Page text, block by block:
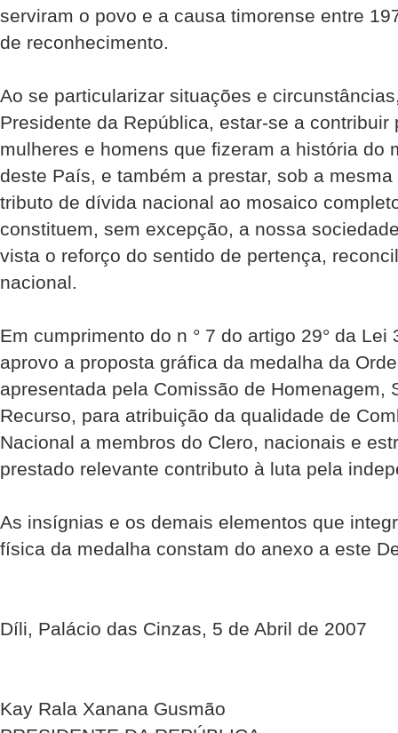
serviram o povo e a causa timorense entre
de reconhecimento.
Ao se particularizar situações e
Presidente da República, estar-se a
mulheres e homens que fizeram a história do
deste País, e também a prestar, sob a
tributo de dívida nacional ao mosaico
constituem, sem excepção, a nossa
vista o reforço do sentido de pertença,
nacional.
Em cumprimento do n ° 7 do artigo 29° da Lei
aprovo a proposta gráfica da medalha da
apresentada pela Comissão de Homenagem,
Recurso, para atribuição da qualidade de
Nacional a membros do Clero, nacionais e
prestado relevante contributo à luta pela
As insígnias e os demais elementos que
física da medalha constam do anexo a este
Díli, Palácio das Cinzas, 5 de Abril de 2007
Kay Rala Xanana Gusmão